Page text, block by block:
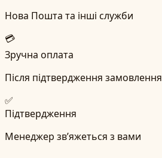
Нова Пошта та інші служби
💳
Зручна оплата
Після підтвердження замовлення
✅
Підтвердження
Менеджер зв’яжеться з вами